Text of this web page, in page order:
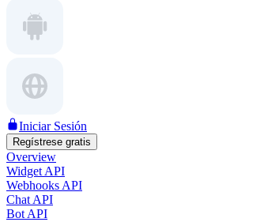
Iniciar Sesión
Regístrese gratis
Overview
Widget API
Webhooks API
Chat API
Bot API